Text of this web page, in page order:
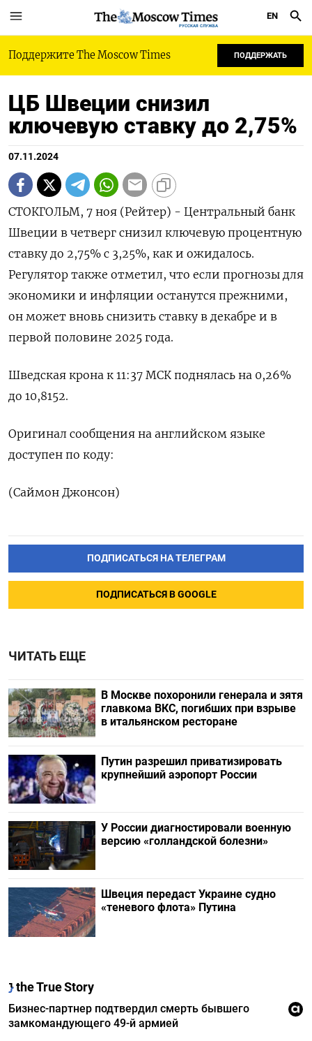
РУССКАЯ СЛУЖБА
EN
Поддержите The Moscow Times ПОДДЕРЖАТЬ
ЦБ Швеции снизил
ключевую ставку до 2,75%
07.11.2024
СТОКГОЛЬМ, 7 ноя (Рейтер) - Центральный банк
Швеции в четверг снизил ключевую процентную
ставку до 2,75% с 3,25%, как и ожидалось.
Регулятор также отметил, что если прогнозы для
экономики и инфляции останутся прежними,
он может вновь снизить ставку в декабре и в
первой половине 2025 года.
Шведская крона к 11:37 МСК поднялась на 0,26%
до 10,8152.
Оригинал сообщения на английском языке
доступен по коду:
(Саймон Джонсон)
ПОДПИСАТЬСЯ НА ТЕЛЕГРАМ
ПОДПИСАТЬСЯ В GOOGLE
ЧИТАТЬ ЕЩЕ
В Москве похоронили генерала и зятя
главкома ВКС, погибших при взрыве
в итальянском ресторане
Путин разрешил приватизировать
крупнейший аэропорт России
У России диагностировали военную
версию «голландской болезни»
Швеция передаст Украине судно
«теневого флота» Путина